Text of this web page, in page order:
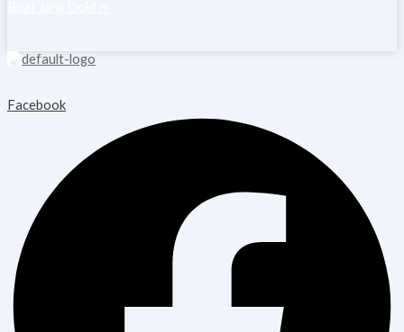
Facebook